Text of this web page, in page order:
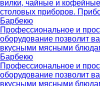
вилки, чайные и
столовых приборов.
Барбекю
Профессиональное и
оборудование позволит
вкусными мясными
Барбекю
Профессиональное и
оборудование позволит
вкусными мясными